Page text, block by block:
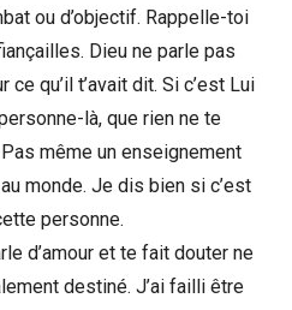
ou d’objectif. Rappelle-toi
Dieu ne parle pas
qu’il t’avait dit. Si c’est Lui
là, que rien ne te
même un enseignement
monde. Je dis bien si c’est
personne.
d’amour et te fait douter ne
destiné. J’ai failli être